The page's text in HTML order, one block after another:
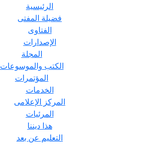
الرئيسية
فضيلة المفتى
الفتاوى
الإصدارات
المجلة
الكتب والموسوعات
المؤتمرات
الخدمات
المركز الإعلامى
المرئيات
هذا ديننا
التعليم عن بعد